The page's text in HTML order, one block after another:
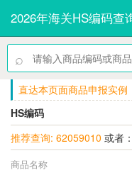
2026年海关HS编码查
⌕
直达本页面商品申报实例
HS编码
推荐查询: 62059010 或者：
商品名称